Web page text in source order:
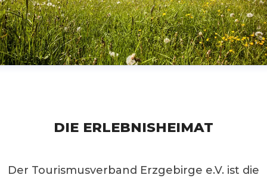
DIE ERLEBNISHEIMAT
Der Tourismusverband Erzgebirge e.V. ist die